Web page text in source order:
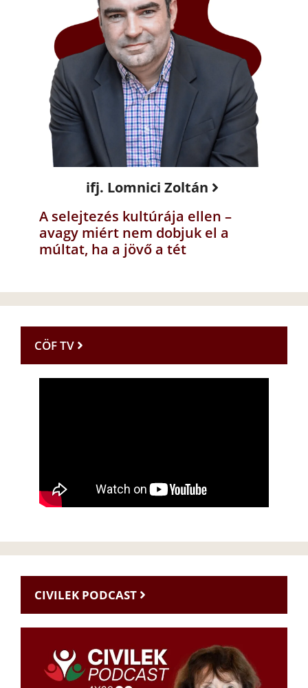
ifj. Lomnici Zoltán
A selejtezés kultúrája ellen –
avagy miért nem dobjuk el a
múltat, ha a jövő a tét
CÖF TV
CIVILEK PODCAST